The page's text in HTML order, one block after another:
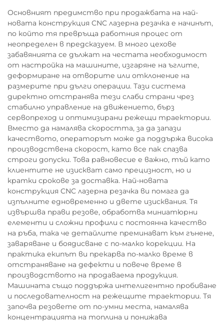
Основният предимство при продажбата на най-
новата конструкция CNC лазерна резачка е начинът,
по който тя превръща работния процес от
неопределен в предсказуем. В много цехове
забавянията се дължат на честата необходимост
от настройка на машините, изгаряне на ъглите,
деформиране на отворите или отклонение на
размерите при дълги операции. Тази система
директно отстранява тези слаби страни чрез
стабилно управление на движението, бърз
сервопреход и оптимизирани режещи траектории.
Вместо да намалява скоростта, за да запази
качеството, операторът може да поддържа висока
производствена скорост, като все пак спазва
строги допуски. Това равновесие е важно, тъй като
клиентите не изискват само прецизност, но и
кратки срокове за доставка. Най-новата
конструкция CNC лазерна резачка ви помага да
изпълните едновременно и двете изисквания. Тя
извършва прави резове, обработва миниатюрни
елементи и сложни профили с постоянна качество
на ръба, така че детайлите преминават към гънене,
заваряване и боядисване с по-малко корекции. На
практика екипът ви прекарва по-малко време в
отстраняване на дефекти и повече време в
производството на продаваема продукция.
Машината също поддържа интелигентно пробиване
и последователност на режещите траектории. Тя
започва резовете от по-умни места, намалява
концентрацията на топлина и понижава